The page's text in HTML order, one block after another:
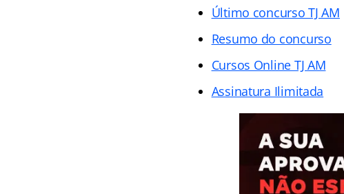
Último concurso TJ AM
Resumo do concurso
Cursos Online TJ AM
Assinatura Ilimitada